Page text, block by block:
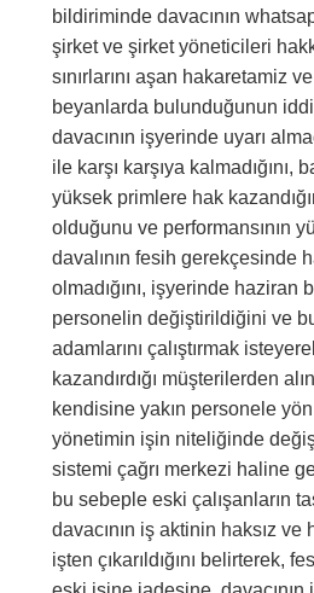
bildiriminde davacının
şirket ve şirket yöneticileri
sınırlarını aşan hakaretamiz
beyanlarda bulunduğunun
davacının işyerinde uyarı
ile karşı karşıya kalmadığını,
yüksek primlere hak
olduğunu ve performansının
davalının fesih gerekçesinde
olmadığını, işyerinde haziran
personelin değiştirildiğini ve
adamlarını çalıştırmak
kazandırdığı müşterilerden
kendisine yakın personele
yönetimin işin niteliğinde
sistemi çağrı merkezi haline
bu sebeple eski çalışanların
davacının iş aktinin haksız ve
işten çıkarıldığını belirterek,